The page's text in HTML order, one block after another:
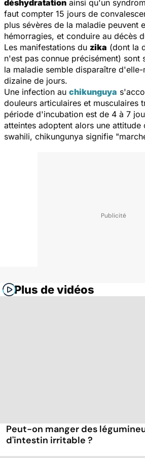
déshydratation ainsi qu'un
faut compter 15 jours de
plus sévères de la maladie peuvent
hémorragies, et conduire au décès
Les manifestations du zika (dont la
n'est pas connue précisément) sont
la maladie semble disparaître
dizaine de jours.
Une infection au chikunguya
douleurs articulaires et musculaires
période d'incubation est de 4 à 7
atteintes adoptent alors une
swahili, chikungunya signifie
Plus de vidéos
Peut-on manger des
d'intestin irritable ?